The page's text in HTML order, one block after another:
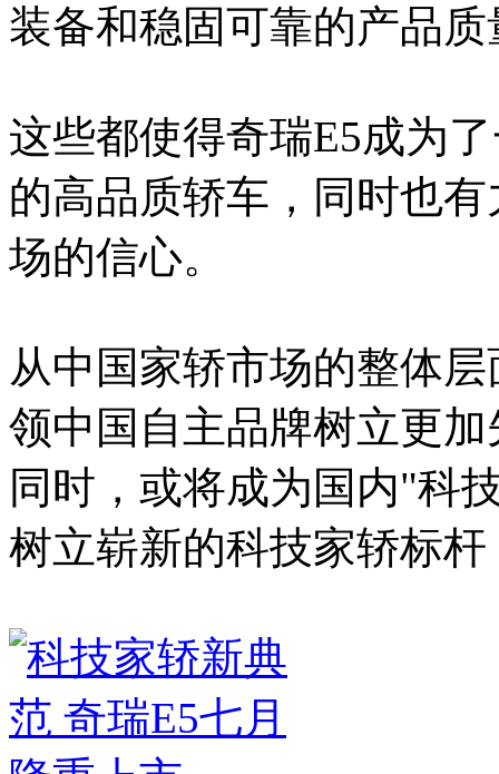
装备和稳固可靠的产品质
这些都使得奇瑞E5成为
的高品质轿车，同时也
场的信心。
从中国家轿市场的整体
领中国自主品牌树立更
同时，或将成为国内"科
树立崭新的科技家轿标杆